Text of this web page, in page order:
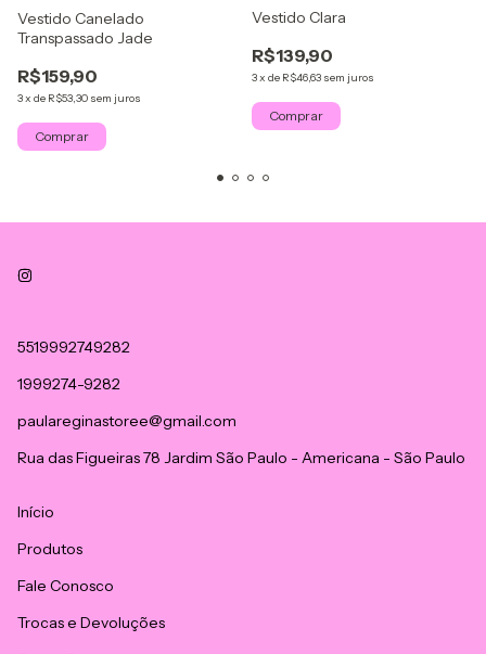
Vestido Canelado
Transpassado Jade
R$159,90
3x de R$53,30 sem juros
Comprar
Vestido Clara
R$139,90
3x de R$46,63 sem juros
Comprar
5519992749282
1999274-9282
paulareginastoree@gmail.com
Rua das Figueiras 78 Jardim São Paulo - Americana - São Paulo
Início
Produtos
Fale Conosco
Trocas e Devoluções